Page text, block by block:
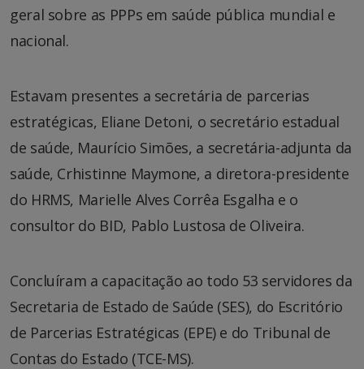
geral sobre as PPPs em saúde pública mundial e
nacional.
Estavam presentes a secretária de parcerias
estratégicas, Eliane Detoni, o secretário estadual
de saúde, Maurício Simões, a secretária-adjunta da
saúde, Crhistinne Maymone, a diretora-presidente
do HRMS, Marielle Alves Corrêa Esgalha e o
consultor do BID, Pablo Lustosa de Oliveira.
Concluíram a capacitação ao todo 53 servidores da
Secretaria de Estado de Saúde (SES), do Escritório
de Parcerias Estratégicas (EPE) e do Tribunal de
Contas do Estado (TCE-MS).